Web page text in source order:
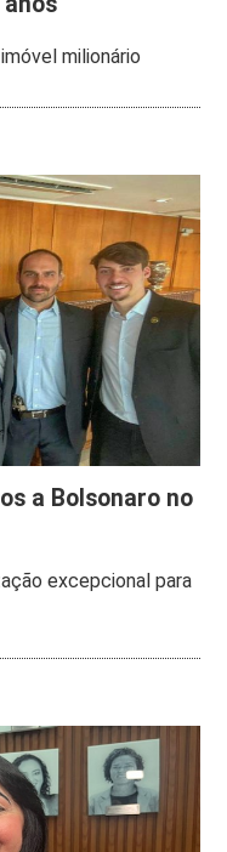
milionário
a Bolsonaro no
excepcional para